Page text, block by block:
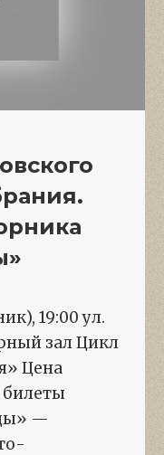
19:00 ул.
зал Цикл
Цена
билеты
—